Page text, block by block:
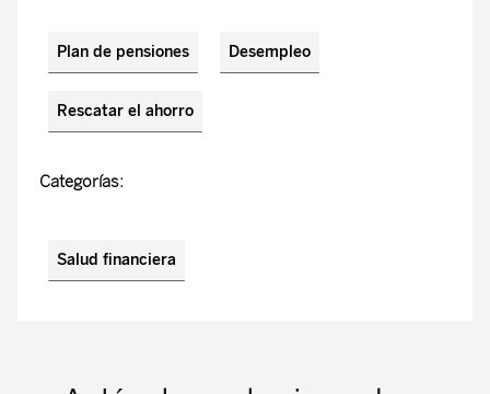
Plan de pensiones Desempleo
Rescatar el ahorro
Categorías:
Salud financiera